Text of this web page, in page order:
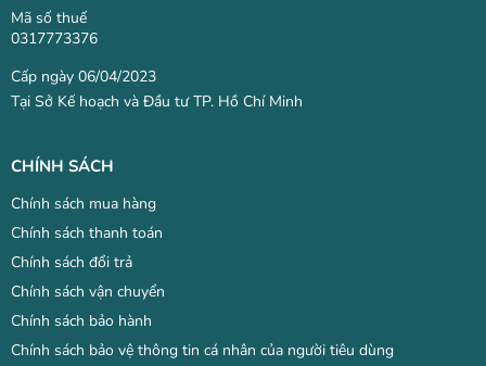
Mã số thuế
0317773376
Cấp ngày 06/04/2023
Tại Sở Kế hoạch và Đầu tư TP. Hồ Chí Minh
CHÍNH SÁCH
Chính sách mua hàng
Chính sách thanh toán
Chính sách đổi trả
Chính sách vận chuyển
Chính sách bảo hành
Chính sách bảo vệ thông tin cá nhân của người tiêu dùng